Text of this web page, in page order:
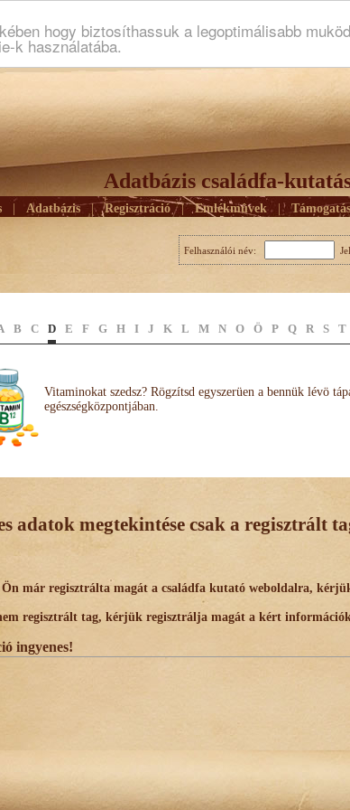
hogy biztosíthassuk a legoptimálisabb
k használatába.
Adatbázis családfa-
Adatbázis | Regisztráció | Emlékmûvek | Támogatás
Felhasználói név:
B C D E F G H I J K L M N O Ö P Q R S T
Vitaminokat szedsz? Rögzítsd egyszerüen a bennük lévö
egészségközpontjában.
adatok megtekintése csak a regisztrált
már regisztrálta magát a családfa kutató weboldalra,
regisztrált tag, kérjük regisztrálja magát a kért információk
ingyenes!